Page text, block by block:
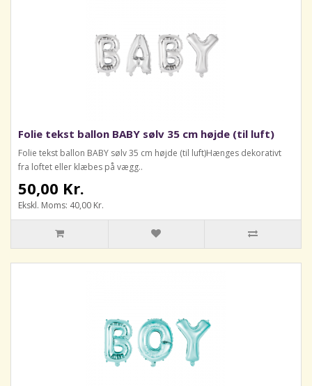
Folie tekst ballon BABY sølv 35 cm højde (til luft)
Folie tekst ballon BABY sølv 35 cm højde (til luft)Hænges dekorativt
fra loftet eller klæbes på vægg..
50,00 Kr.
Ekskl. Moms: 40,00 Kr.